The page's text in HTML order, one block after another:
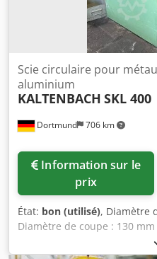
Dortmund 706 km
Scie circulaire pour
aluminium
KALTENBACH SKL 400
prix
État: bon (utilisé), Diamètre
Diamètre de coupe : 130
260 x 60 mm Csdex Rvb
: carré – 105 mm Plage de